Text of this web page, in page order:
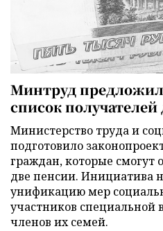
Минтруд
список
Министерство труда и
подготовило
граждан, которые смогут
две пенсии. Инициатива
унификацию мер
участников специальной
членов их семей.